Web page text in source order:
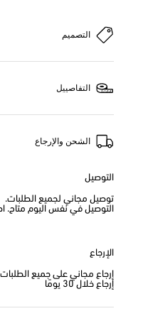
التصميم
التفاصييل
الشحن والإرجاع
التوصيل
توصيل مجاني لجميع الطلبات.
التوصيل في نفس اليوم متاح.
الإرجاع
إرجاع مجاني على جميع
إرجاع خلال 30 يومًا